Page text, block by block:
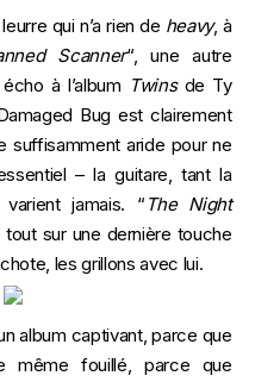
qui n’a rien de heavy, à
Scanner“, une autre
à l’album Twinsde Ty
Bug est clairement
suffisamment aride pour ne
– la guitare, tant la
jamais. “ The Night
sur une dernière touche
les grillons avec lui.
album captivant, parce que
même fouillé, parce que